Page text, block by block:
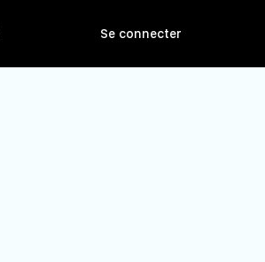
Se connecter